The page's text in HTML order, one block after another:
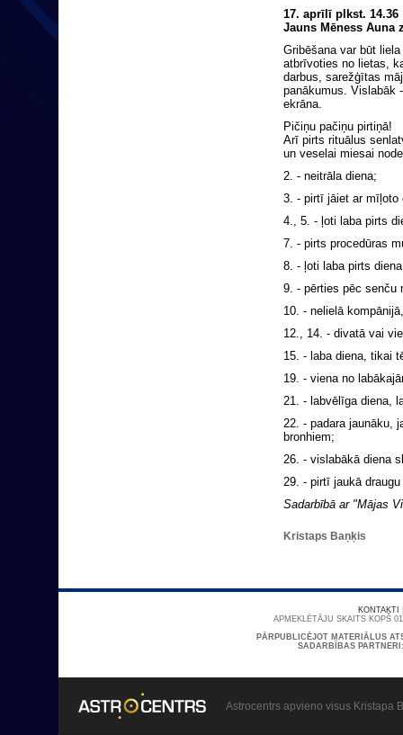
17. aprīlī plkst. 14.36
Jauns Mēness Auna
Gribēšana var būt
atbrīvoties no lietas,
darbus, sarežģītas
panākumus. Vislabāk
ekrāna.
Pičiņu pačiņu pirtiņā!
Arī pirts rituālus
un veselai miesai
2. - neitrāla diena;
3. - pirtī jāiet ar mīļoto
4., 5. - ļoti laba pirts
7. - pirts procedūras
8. - ļoti laba pirts
9. - pērties pēc senču
10. - nelielā
12., 14. - divatā vai
15. - laba diena, tikai
19. - viena no
21. - labvēlīga diena,
22. - padara jaunāku,
bronhiem;
26. - vislabākā diena
29. - pirtī jaukā
Sadarbībā ar "Mājas
Kristaps Baņķis
KONTAKTI
APMEKLĒTĀJU SKAITS KOPŠ
PĀRPUBLICĒJOT MATERIĀLUS
SADARBĪBAS
Astrocentrs apvieno visus Kristapa